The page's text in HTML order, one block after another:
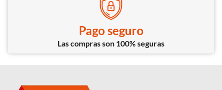
Pago seguro
Las compras son 100% seguras